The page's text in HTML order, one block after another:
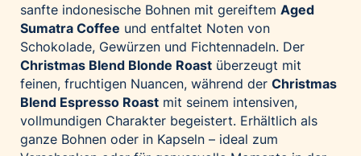
sanfte indonesische Bohnen mit gereiftem Aged
Sumatra Coffee und entfaltet Noten von
Schokolade, Gewürzen und Fichtennadeln. Der
Christmas Blend Blonde Roast überzeugt mit
feinen, fruchtigen Nuancen, während der Christmas
Blend Espresso Roast mit seinem intensiven,
vollmundigen Charakter begeistert. Erhältlich als
ganze Bohnen oder in Kapseln – ideal zum